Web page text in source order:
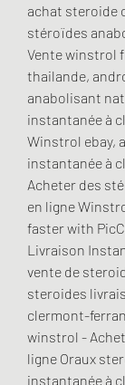
achat steroide
stéroïdes
Vente winstrol
thailande,
anabolisant
instantanée à
Winstrol ebay,
instantanée à
Acheter des
en ligne
faster with
Livraison
vente de
steroides
clermont-
winstrol -
ligne Oraux
instantanée à